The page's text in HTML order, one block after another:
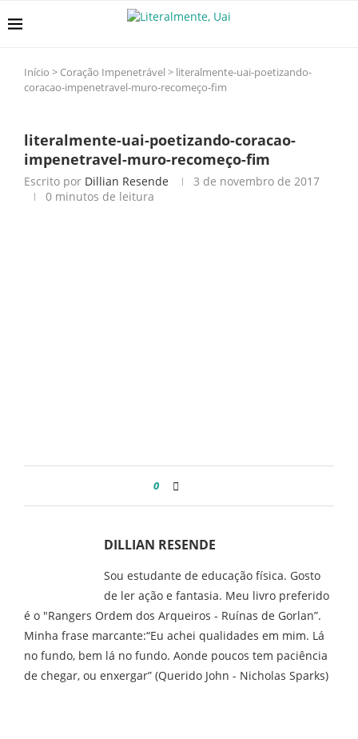
Início > Coração Impenetrável > literalmente-uai-poetizando-
coracao-impenetravel-muro-recomeço-fim
literalmente-uai-poetizando-coracao-
impenetravel-muro-recomeço-fim
Escrito por Dillian Resende
3 de novembro de 2017
0 minutos de leitura
0
DILLIAN RESENDE
Sou estudante de educação física. Gosto
de ler ação e fantasia. Meu livro preferido
é o "Rangers Ordem dos Arqueiros - Ruínas de Gorlan”.
Minha frase marcante:“Eu achei qualidades em mim. Lá
no fundo, bem lá no fundo. Aonde poucos tem paciência
de chegar, ou enxergar” (Querido John - Nicholas Sparks)